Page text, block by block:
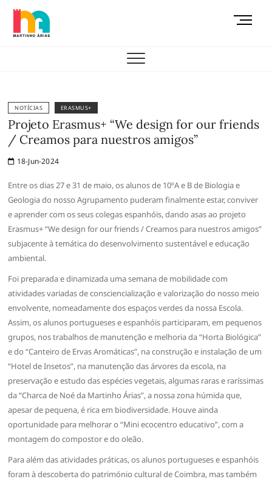
Skip
content
M
t
NOTÍCIAS ERASMUS+
Projeto Erasmus+ “We design for our friends
/ Creamos para nuestros amigos”
18-Jun-2024
Entre os dias 27 e 31 de maio, os alunos de 10ºA e B de Biologia e
Geologia do nosso Agrupamento puderam finalmente estar, conviver
e aprender com os seus colegas espanhóis, dando asas ao projeto
Erasmus+ “We design for our friends / Creamos para nuestros amigos”
subjacente à temática do desenvolvimento sustentável e educação
ambiental.
Foi preparada e dinamizada uma semana de mobilidade com
atividades variadas de consciencialização e valorização do nosso meio
envolvente, nomeadamente dos espaços verdes da nossa Escola.
Assim, os alunos portugueses e espanhóis participaram, em pequenos
grupos, nos trabalhos de manutenção e melhoria da “Horta Biológica”
e do “Canteiro de Ervas Aromáticas”, na construção e instalação de um
“Hotel de Insetos”, na manutenção das árvores da escola, na
preservação e estudo das espécies vegetais, algumas raras e raríssimas
da “Charca de Noé da Martinho Árias”, a nossa zona húmida que,
apesar de pequena, é rica em biodiversidade. Houve ainda
oportunidade para melhorar o “Mini ecocentro educativo”, com a
montagem do compostor e do oleão.
Para além das atividades práticas, os alunos portugueses e espanhóis
foram à descoberta do património cultural de Coimbra, mas também